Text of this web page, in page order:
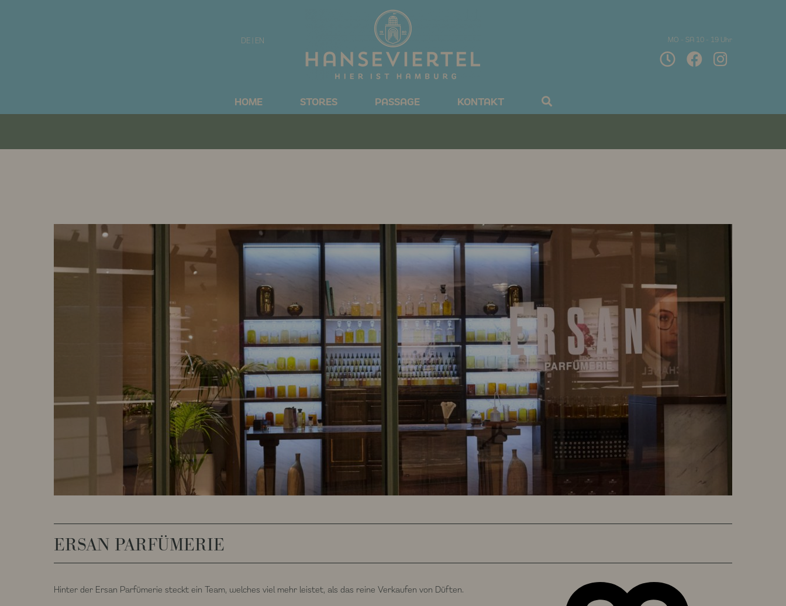
DE EN MO - SA 10 - 19 Uhr
HOME STORES PASSAGE KONTAKT
ERSAN PARFÜMERIE
Hinter der Ersan Parfümerie steckt ein Team, welches viel mehr leistet, als das reine Verkaufen von Düften.